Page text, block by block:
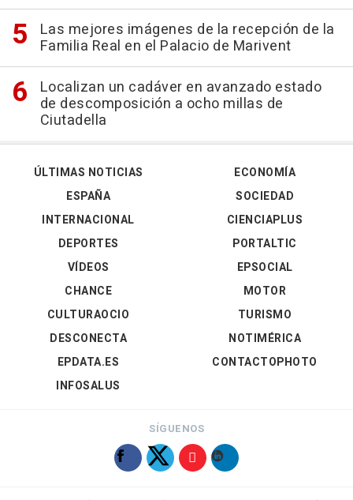
Las mejores imágenes de la recepción de la
Familia Real en el Palacio de Marivent
Localizan un cadáver en avanzado estado
de descomposición a ocho millas de
Ciutadella
ÚLTIMAS NOTICIAS
ESPAÑA
INTERNACIONAL
DEPORTES
VÍDEOS
ECONOMÍA
SOCIEDAD
CIENCIAPLUS
PORTALTIC
EPSOCIAL
CHANCE
CULTURAOCIO
DESCONECTA
EPDATA.ES
INFOSALUS
MOTOR
TURISMO
NOTIMÉRICA
CONTACTOPHOTO
SÍGUENOS